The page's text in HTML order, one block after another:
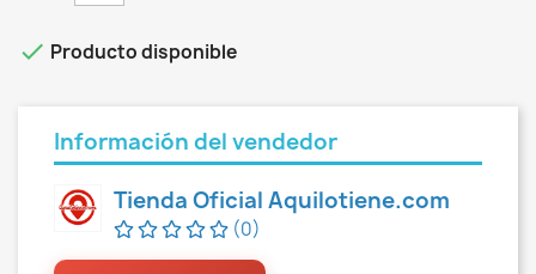
 Producto disponible
Información del vendedor
Tienda Oficial Aquilotiene.com
(0)